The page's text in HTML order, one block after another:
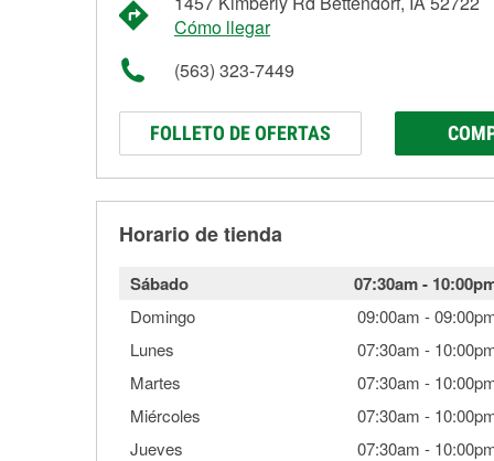
Cómo llegar
(563) 323-7449
FOLLETO DE OFERTAS
Horario de tienda
Sábado 07:30am-
Domingo 09:00am -
Lunes
07:30am -
Martes
07:30am -
Miércoles
07:30am -
Jueves
07:30am -